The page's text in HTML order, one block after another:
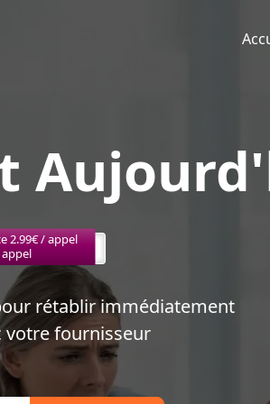
2.99€ / appel
rétablir immédiatement
votre fournisseur